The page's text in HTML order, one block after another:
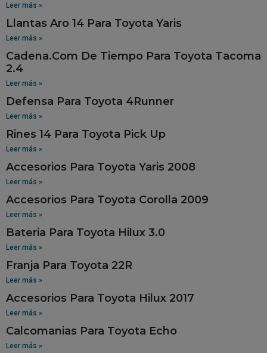
Leer más »
Llantas Aro 14 Para Toyota Yaris
Leer más »
Cadena.Com De Tiempo Para Toyota Tacoma
2.4
Leer más »
Defensa Para Toyota 4Runner
Leer más »
Rines 14 Para Toyota Pick Up
Leer más »
Accesorios Para Toyota Yaris 2008
Leer más »
Accesorios Para Toyota Corolla 2009
Leer más »
Bateria Para Toyota Hilux 3.0
Leer más »
Franja Para Toyota 22R
Leer más »
Accesorios Para Toyota Hilux 2017
Leer más »
Calcomanias Para Toyota Echo
Leer más »